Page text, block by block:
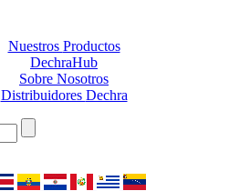
Nuestros Productos
DechraHub
Sobre Nosotros
Distribuidores Dechra